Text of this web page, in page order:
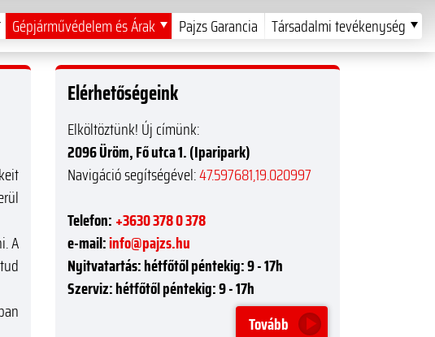
Gépjárművédelem és Árak Pajzs Garancia Társadalmi tevékenység
A
Elérhetőségeink
Elköltöztünk! Új címünk:
2096 Üröm, Fő utca 1. (Iparipark)
Navigáció segítségével:47.597681,19.020997
Telefon: +3630 378 0 378
e-mail:info@pajzs.hu
Nyitvatartás:hétfőtől péntekig: 9 - 17h
Szerviz:hétfőtől péntekig: 9 - 17h
Tovább